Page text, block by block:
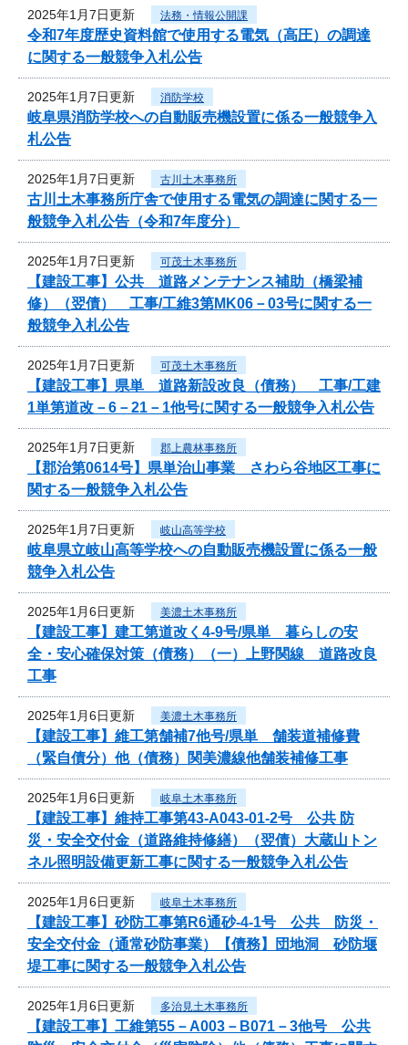
2025年1月7日更新 法務・情報公開課
令和7年度歴史資料館で使用する電気（高圧）の調達
に関する一般競争入札公告
2025年1月7日更新 消防学校
岐阜県消防学校への自動販売機設置に係る一般競争入
札公告
2025年1月7日更新 古川土木事務所
古川土木事務所庁舎で使用する電気の調達に関する一
般競争入札公告（令和7年度分）
2025年1月7日更新 可茂土木事務所
【建設工事】公共 道路メンテナンス補助（橋梁補
修）（翌債） 工事/工維3第MK06－03号に関する一
般競争入札公告
2025年1月7日更新 可茂土木事務所
【建設工事】県単 道路新設改良（債務） 工事/工建
1単第道改－6－21－1他号に関する一般競争入札公告
2025年1月7日更新 郡上農林事務所
【郡治第0614号】県単治山事業 さわら谷地区工事に
関する一般競争入札公告
2025年1月7日更新 岐山高等学校
岐阜県立岐山高等学校への自動販売機設置に係る一般
競争入札公告
2025年1月6日更新 美濃土木事務所
【建設工事】建工第道改く4-9号/県単 暮らしの安
全・安心確保対策（債務）（一）上野関線 道路改良
工事
2025年1月6日更新 美濃土木事務所
【建設工事】維工第舗補7他号/県単 舗装道補修費
（緊自債分）他（債務）関美濃線他舗装補修工事
2025年1月6日更新 岐阜土木事務所
【建設工事】維持工事第43-A043-01-2号 公共 防
災・安全交付金（道路維持修繕）（翌債）大蔵山トン
ネル照明設備更新工事に関する一般競争入札公告
2025年1月6日更新 岐阜土木事務所
【建設工事】砂防工事第R6通砂-4-1号 公共 防災・
安全交付金（通常砂防事業）【債務】団地洞 砂防堰
堤工事に関する一般競争入札公告
2025年1月6日更新 多治見土木事務所
【建設工事】工維第55－A003－B071－3他号 公共